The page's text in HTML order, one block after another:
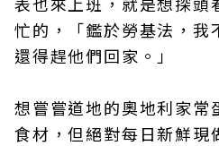
忙的，「鑑於勞基法，我
還得趕他們回家。」
想嘗嘗道地的奧地利家常
食材，但絕對每日新鮮現